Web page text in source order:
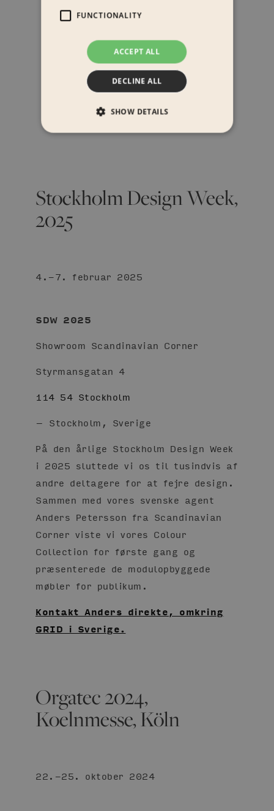
Stockholm Design Week,
2025
4.-7. februar 2025
SDW 2025
Showroom Scandinavian Corner
Styrmansgatan 4
114 54 Stockholm
– Stockholm, Sverige
På den årlige Stockholm Design Week
i 2025 sluttede vi os til tusindvis af
andre deltagere for at fejre design.
Sammen med vores svenske agent
Anders Petersson fra Scandinavian
Corner viste vi vores Colour
Collection for første gang og
præsenterede de modulopbyggede
møbler for publikum.
Kontakt Anders direkte, omkring
GRID i Sverige.
Orgatec 2024,
Koelnmesse, Köln
22.-25. oktober 2024
FUNCTIONALITY
ACCEPT ALL
DECLINE ALL
SHOW DETAILS